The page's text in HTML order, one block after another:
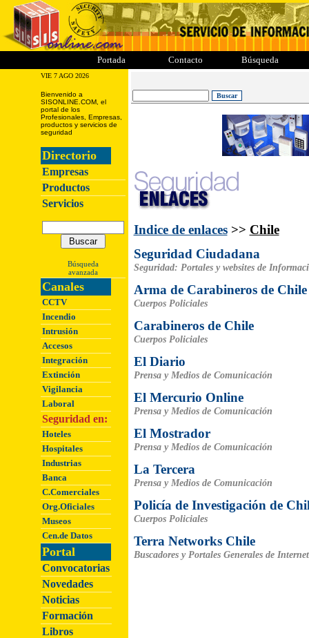
Portada Contacto Búsqueda
VIE 7 AGO 2026
Bienvenido a
SISONLINE.COM, el
portal de los
Profesionales, Empresas,
productos y servicios de
seguridad
Directorio
Empresas
Productos
Servicios
Búsqueda
avanzada
Canales
CCTV
Incendio
Intrusión
Accesos
Integración
Extinción
Vigilancia
Laboral
Seguridad en:
Hoteles
Hospitales
Industrias
Banca
C.Comerciales
Org.Oficiales
Museos
Cen.de Datos
Portal
Convocatorias
Novedades
Noticias
Formación
Libros
Indice de enlaces >> Chile
Seguridad Ciudadana
Seguridad: Portales y websites de
Arma de Carabineros de Chile
Cuerpos Policiales
Carabineros de Chile
Cuerpos Policiales
El Diario
Prensa y Medios de Comunicación
El Mercurio Online
Prensa y Medios de Comunicación
El Mostrador
Prensa y Medios de Comunicación
La Tercera
Prensa y Medios de Comunicación
Policía de Investigación de
Cuerpos Policiales
Terra Networks Chile
Buscadores y Portales Generales de Internet